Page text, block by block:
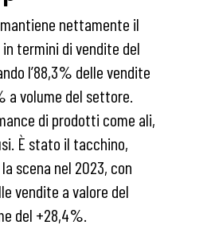
nettamente il
termini di vendite del
l’88,3% delle vendite
a volume del settore.
di prodotti come ali,
È stato il tacchino,
scena nel 2023, con
vendite a valore del
del +28,4%.